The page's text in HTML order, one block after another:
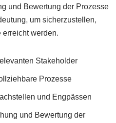
und Bewertung der Prozesse
um sicherzustellen,
werden.
Stakeholder
Prozesse
und Engpässen
und Bewertung der